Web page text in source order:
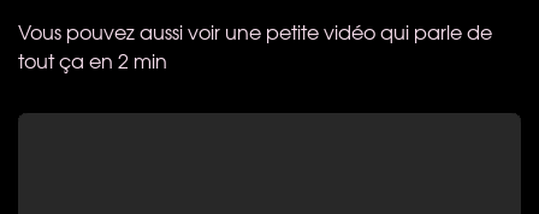
Vous pouvez aussi voir une petite vidéo qui parle de
tout ça en 2 min